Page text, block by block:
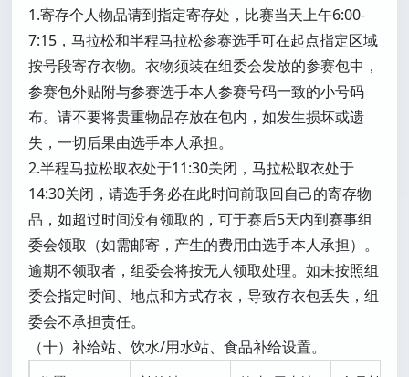
1.寄存个人物品请到指定寄存处，比赛当天上午6:00-
7:15，马拉松和半程马拉松参赛选手可在起点指定区域
按号段寄存衣物。衣物须装在组委会发放的参赛包中，
参赛包外贴附与参赛选手本人参赛号码一致的小号码
布。请不要将贵重物品存放在包内，如发生损坏或遗
失，一切后果由选手本人承担。
2.半程马拉松取衣处于11:30关闭，马拉松取衣处于
14:30关闭，请选手务必在此时间前取回自己的寄存物
品，如超过时间没有领取的，可于赛后5天内到赛事组
委会领取（如需邮寄，产生的费用由选手本人承担）。
逾期不领取者，组委会将按无人领取处理。如未按照组
委会指定时间、地点和方式存衣，导致存衣包丢失，组
委会不承担责任。
（十）补给站、饮水/用水站、食品补给设置。